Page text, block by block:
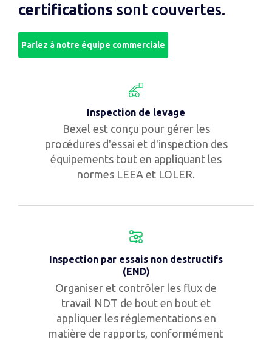
certifications sont couvertes.
Parlez à notre équipe commerciale
Inspection de levage
Bexel est conçu pour gérer les
procédures d'essai et d'inspection des
équipements tout en appliquant les
normes LEEA et LOLER.
Inspection par essais non destructifs
(END)
Organiser et contrôler les flux de
travail NDT de bout en bout et
appliquer les réglementations en
matière de rapports, conformément